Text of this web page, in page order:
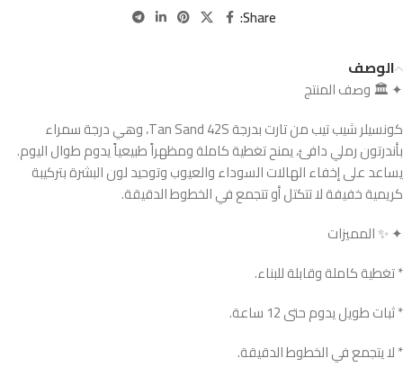
Share:
الوصف
✦ 🏛️ وصف المنتج
كونسيلر شيب تيب من تارت بدرجة Tan Sand 42S، وهي درجة سمراء
بأندرتون رملي دافئ، يمنح تغطية كاملة ومظهراً طبيعياً يدوم طوال اليوم.
يساعد على إخفاء الهالات السوداء والعيوب وتوحيد لون البشرة بتركيبة
كريمية خفيفة لا تتكتل أو تتجمع في الخطوط الدقيقة.
✦ ✨ المميزات
* تغطية كاملة وقابلة للبناء.
* ثبات طويل يدوم حتى 12 ساعة.
* لا يتجمع في الخطوط الدقيقة.